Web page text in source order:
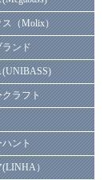
（Molix）
ランド
(UNIBASS)
クラフト
ハント
(LINHA）